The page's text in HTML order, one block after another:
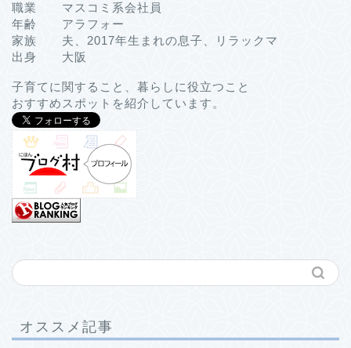
職業 マスコミ系会社員
年齢 アラフォー
家族 夫、2017年生まれの息子、リラックマ
出身 大阪
子育てに関すること、暮らしに役立つこと
おすすめスポットを紹介しています。
オススメ記事